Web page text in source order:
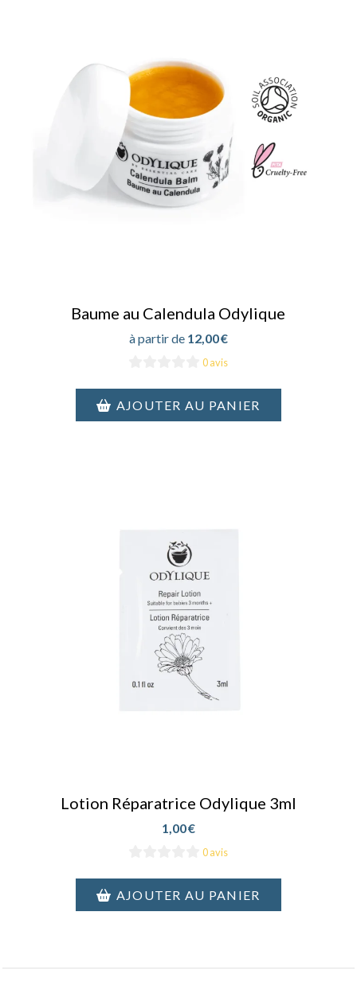
Baume au Calendula Odylique
12,00€
0 avis
AJOUTER AU PANIER
Lotion Réparatrice Odylique 3ml
1,00€
0 avis
AJOUTER AU PANIER